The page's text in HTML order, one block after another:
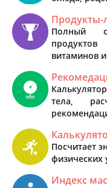
Полный
витаминов
тела,
Посчитает
физических
Индекс